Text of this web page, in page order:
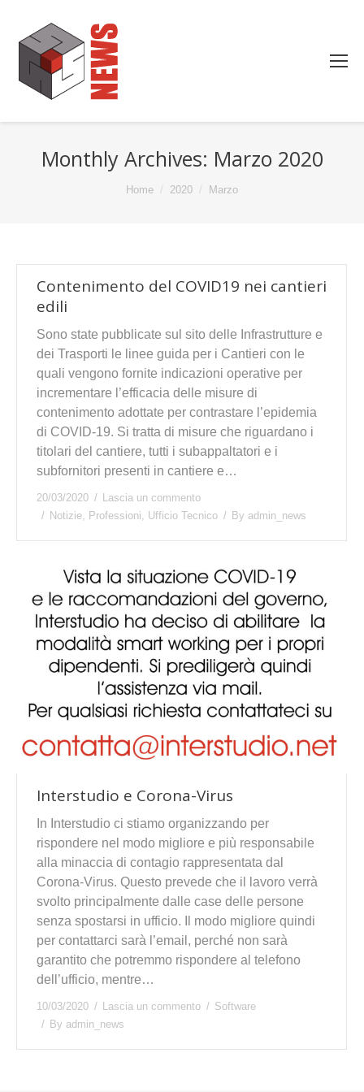
Monthly Archives: Marzo 2020
Home 2020 Marzo
Contenimento del COVID19 nei cantieri
edili
Sono state pubblicate sul sito delle Infrastrutture e
dei Trasporti le linee guida per i Cantieri con le
quali vengono fornite indicazioni operative per
incrementare l’efficacia delle misure di
contenimento adottate per contrastare l’epidemia
di COVID-19. Si tratta di misure che riguardano i
titolari del cantiere, tutti i subappaltatori e i
subfornitori presenti in cantiere e…
20/03/2020
Lascia un commento
Notizie, Professioni, Ufficio Tecnico By admin_news
Interstudio e Corona-Virus
In Interstudio ci stiamo organizzando per
rispondere nel modo migliore e più responsabile
alla minaccia di contagio rappresentata dal
Corona-Virus. Questo prevede che il lavoro verrà
svolto principalmente dalle case delle persone
senza spostarsi in ufficio. Il modo migliore quindi
per contattarci sarà l’email, perché non sarà
garantito che potremmo rispondere al telefono
dell’ufficio, mentre…
10/03/2020 Lascia un commento
Software
By admin_news